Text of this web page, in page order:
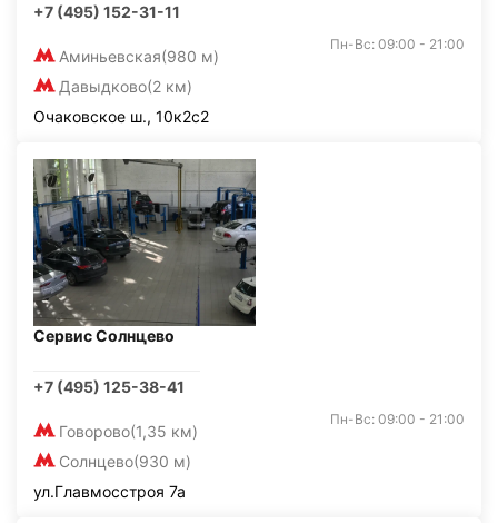
+7 (495) 152-31-11
Аминьевская(980 м)
Давыдково(2 км)
Пн-Вс: 09:00 - 21:00
Очаковское ш., 10к2с2
Сервис Солнцево
+7 (495) 125-38-41
Говорово(1,35 км)
Солнцево(930 м)
Пн-Вс: 09:00 - 21:00
ул.Главмосстроя 7а